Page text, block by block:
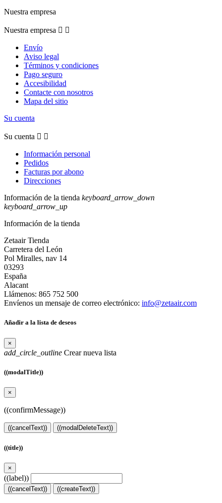
Nuestra empresa
Nuestra empresa  
Envío
Aviso legal
Términos y condiciones
Pago seguro
Accesibilidad
Contacte con nosotros
Mapa del sitio
Su cuenta
Su cuenta  
Información personal
Pedidos
Facturas por abono
Direcciones
Información de la tienda keyboard_arrow_down
keyboard_arrow_up
Información de la tienda
Zetaair Tienda
Carretera del León
Pol Miralles, nav 14
03293
España
Alacant
Llámenos: 865 752 500
Envíenos un mensaje de correo electrónico: info@zetaair.com
Añadir a la lista de deseos
×
add_circle_outline Crear nueva lista
((modalTitle))
×
((confirmMessage))
((cancelText)) ((modalDeleteText))
((title))
×
((label))
((cancelText)) ((createText))